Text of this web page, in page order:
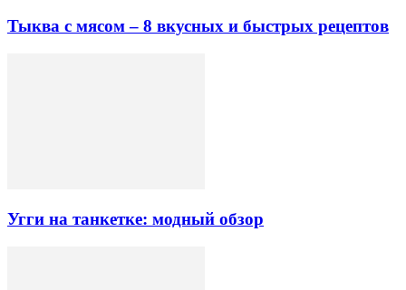
Тыква с мясом – 8 вкусных и быстрых рецептов
Угги на танкетке: модный обзор